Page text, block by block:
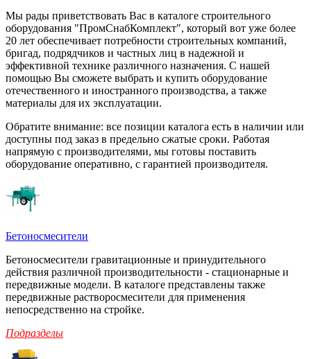
Мы рады приветствовать Вас в каталоге строительного
оборудования "ПромСнабКомплект", который вот уже более
20 лет обеспечивает потребности строительных компаний,
бригад, подрядчиков и частных лиц в надежной и
эффективной технике различного назначения. С нашей
помощью Вы сможете выбрать и купить оборудование
отечественного и иностранного производства, а также
материалы для их эксплуатации.
Обратите внимание: все позиции каталога есть в наличии или
доступны под заказ в предельно сжатые сроки. Работая
напрямую с производителями, мы готовы поставить
оборудование оперативно, с гарантией производителя.
Бетоносмесители
Бетоносмесители гравитационные и принудительного
действия различной производительности - стационарные и
передвижные модели. В каталоге представлены также
передвижные растворосмесители для применения
непосредственно на стройке.
Подразделы